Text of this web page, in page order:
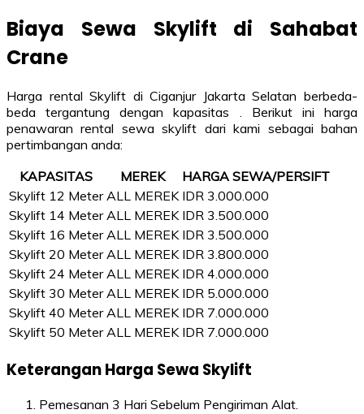
Biaya Sewa Skylift di Sahabat
Crane
Harga rental Skylift di Ciganjur Jakarta Selatan berbeda-
beda tergantung dengan kapasitas . Berikut ini harga
penawaran rental sewa skylift dari kami sebagai bahan
pertimbangan anda:
KAPASITAS
MEREK
HARGA SEWA/PERSIFT
Skylift 12 Meter ALL MEREK IDR 3.000.000
Skylift 14 Meter ALL MEREK IDR 3.500.000
Skylift 16 Meter ALL MEREK IDR 3.500.000
Skylift 20 Meter ALL MEREK IDR 3.800.000
Skylift 24 Meter ALL MEREK IDR 4.000.000
Skylift 30 Meter ALL MEREK IDR 5.000.000
Skylift 40 Meter ALL MEREK IDR 7.000.000
Skylift 50 Meter ALL MEREK IDR 7.000.000
Keterangan Harga Sewa Skylift
Pemesanan 3 Hari Sebelum Pengiriman Alat.